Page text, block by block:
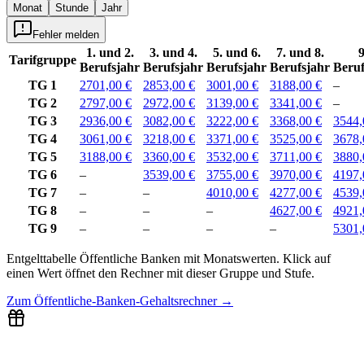
Monat Stunde Jahr
Fehler melden
Tarifgruppe
1. und 2.
Berufsjahr
3. und 4.
Berufsjahr
5. und 6.
Berufsjahr
7. und 8.
Berufsjahr
TG 1
2701,00 € 2853,00 € 3001,00 € 3188,00 €
–
TG 2
2797,00 € 2972,00 € 3139,00 € 3341,00 €
–
TG 3
2936,00 € 3082,00 € 3222,00 € 3368,00 €
TG 4
3061,00 € 3218,00 € 3371,00 € 3525,00 €
TG 5
3188,00 € 3360,00 € 3532,00 € 3711,00 €
TG 6
– 3539,00 € 3755,00 € 3970,00 €
TG 7
– – 4010,00 € 4277,00 €
TG 8
– – – 4627,00 €
TG 9
– – – –
Entgelttabelle Öffentliche Banken mit Monatswerten. Klick auf
einen Wert öffnet den Rechner mit dieser Gruppe und Stufe.
Zum Öffentliche-Banken-Gehaltsrechner→